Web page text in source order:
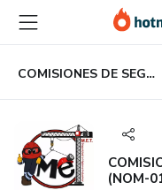
principal
página
de
página
COMISIONES DE SEGURIDAD E HIGIENE (NOM-019-STPS)
(NOM-